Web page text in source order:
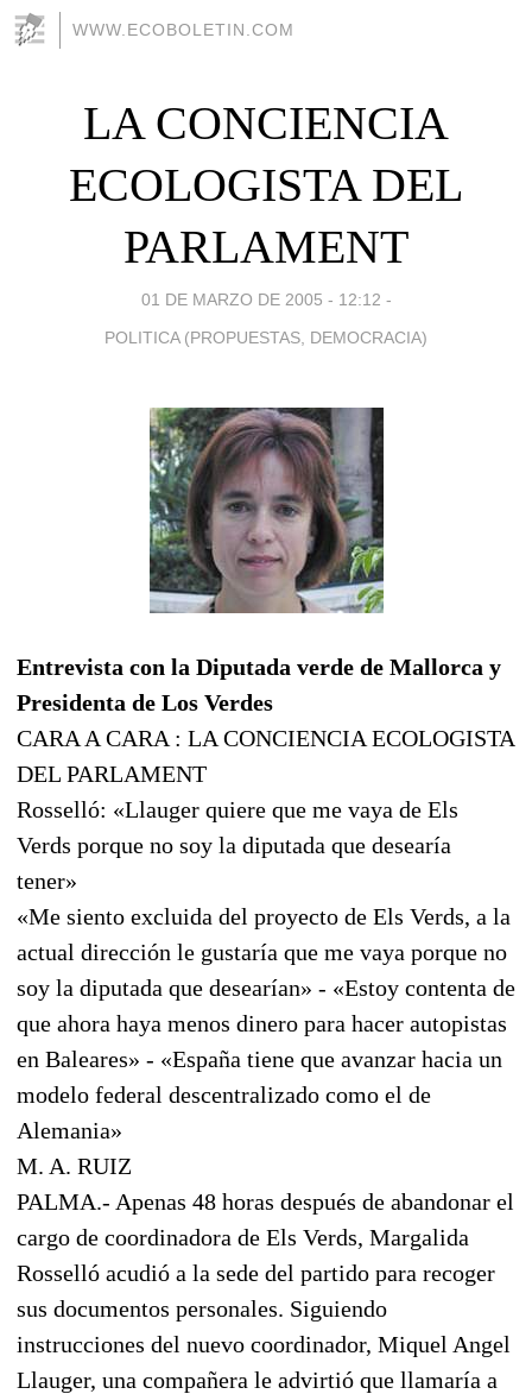
WWW.ECOBOLETIN.COM
LA CONCIENCIA
ECOLOGISTA DEL
PARLAMENT
01 DE MARZO DE 2005 - 12:12 -
POLITICA (PROPUESTAS, DEMOCRACIA)
Entrevista con la Diputada verde de Mallorca y
Presidenta de Los Verdes
CARA A CARA : LA CONCIENCIA ECOLOGISTA
DEL PARLAMENT
Rosselló: «Llauger quiere que me vaya de Els
Verds porque no soy la diputada que desearía
tener»
«Me siento excluida del proyecto de Els Verds, a la
actual dirección le gustaría que me vaya porque no
soy la diputada que desearían» - «Estoy contenta de
que ahora haya menos dinero para hacer autopistas
en Baleares» - «España tiene que avanzar hacia un
modelo federal descentralizado como el de
Alemania»
M. A. RUIZ
PALMA.- Apenas 48 horas después de abandonar el
cargo de coordinadora de Els Verds, Margalida
Rosselló acudió a la sede del partido para recoger
sus documentos personales. Siguiendo
instrucciones del nuevo coordinador, Miquel Angel
Llauger, una compañera le advirtió que llamaría a